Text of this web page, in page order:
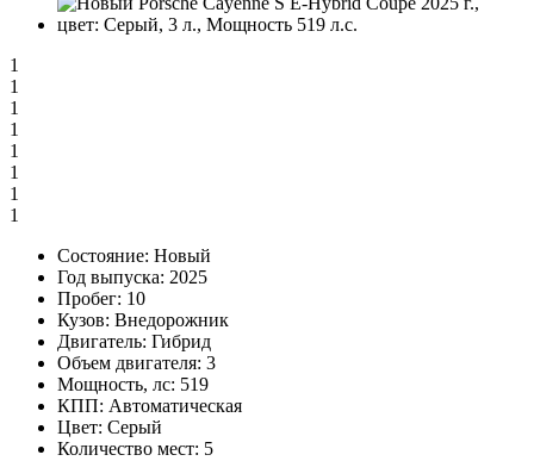
1
1
1
1
1
1
1
1
Состояние: Новый
Год выпуска: 2025
Пробег: 10
Кузов: Внедорожник
Двигатель: Гибрид
Объем двигателя: 3
Мощность, лс: 519
КПП: Автоматическая
Цвет: Серый
Количество мест: 5